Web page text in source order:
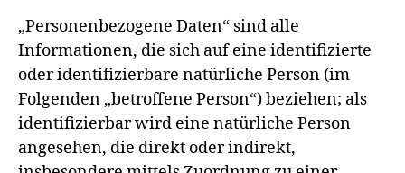
„Personenbezogene Daten“ sind alle
Informationen, die sich auf eine identifizierte
oder identifizierbare natürliche Person (im
Folgenden „betroffene Person“) beziehen; als
identifizierbar wird eine natürliche Person
angesehen, die direkt oder indirekt,